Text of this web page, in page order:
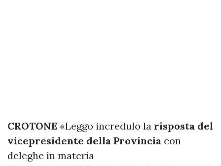
CROTONE «Leggo incredulo la risposta del
vicepresidente della Provincia con
deleghe in materia